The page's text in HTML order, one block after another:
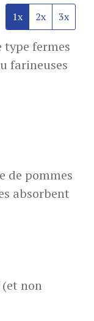
1x 2x 3x
type fermes
farineuses
de pommes
absorbent
non